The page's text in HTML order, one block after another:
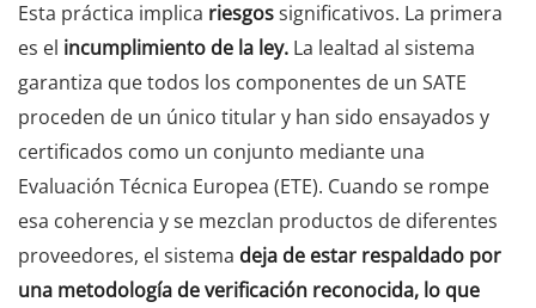
Esta práctica implica riesgossignificativos. La primera
es el incumplimiento de la ley. La lealtad al sistema
garantiza que todos los componentes de un SATE
proceden de un único titular y han sido ensayados y
certificados como un conjunto mediante una
Evaluación Técnica Europea (ETE). Cuando se rompe
esa coherencia y se mezclan productos de diferentes
proveedores, el sistema deja de estar respaldado por
una metodología de verificación reconocida, lo que